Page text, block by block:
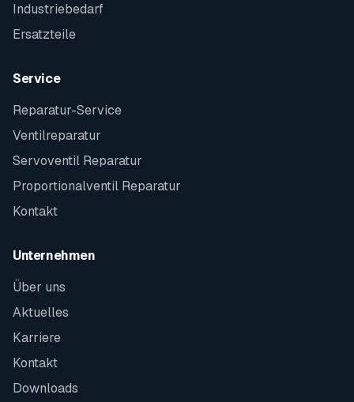
Industriebedarf
Ersatzteile
Service
Reparatur-Service
Ventilreparatur
Servoventil Reparatur
Proportionalventil Reparatur
Kontakt
Unternehmen
Über uns
Aktuelles
Karriere
Kontakt
Downloads